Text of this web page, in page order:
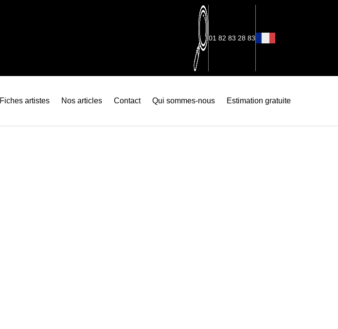
01 82 83 28 83
Fiches artistes Nos articles Contact Qui sommes-nous Estimation gratuite